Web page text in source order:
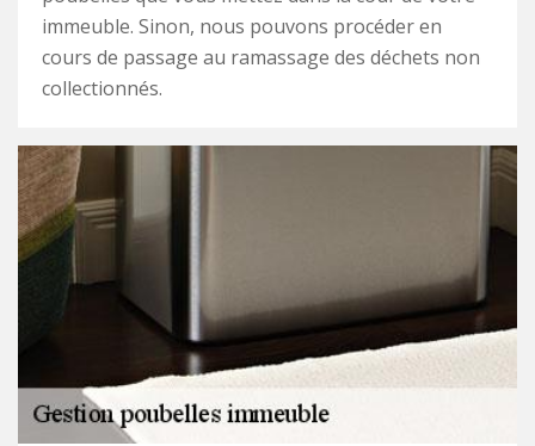
immeuble. Sinon, nous pouvons procéder en
cours de passage au ramassage des déchets non
collectionnés.